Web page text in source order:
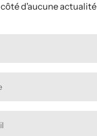
côté d'aucune actualité